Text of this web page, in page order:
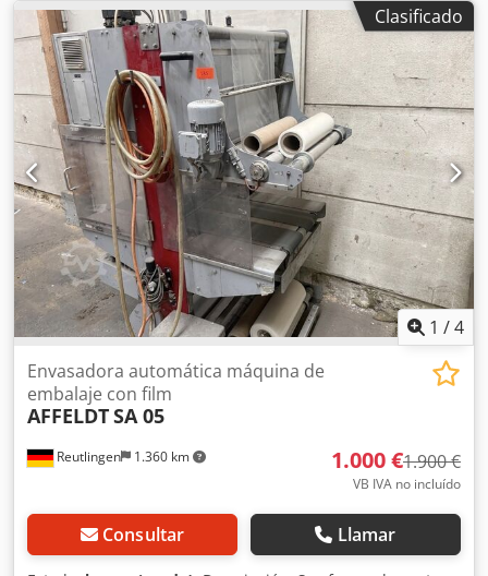
Clasificado
1 /4
Reutlingen 1.360 km
Envasadora automática máquina de
embalaje con film
AFFELDTSA 05
1.000 €1.900 €
VB IVA no incluído
Consultar Llamar